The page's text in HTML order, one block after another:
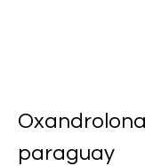
paraguay